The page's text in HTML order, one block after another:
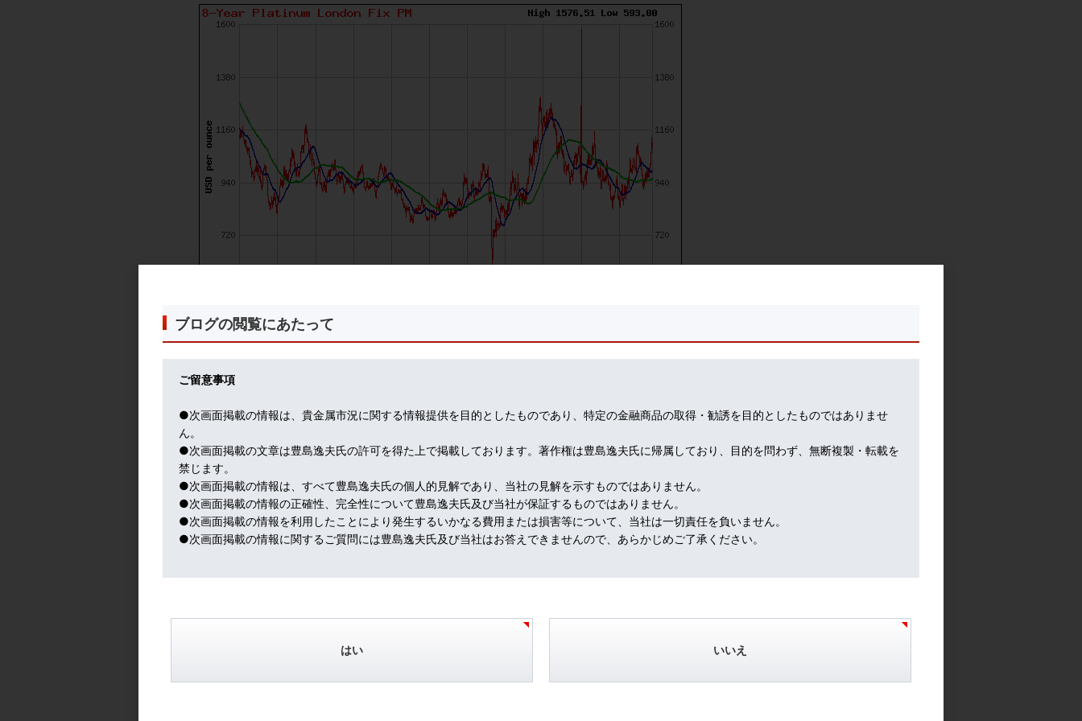
過熱化している。
ではない。
それを投機筋が囃している。
中国の経済再開による需要は期待できるが、そもそも、中国が経済再開できるのか。
新首相は、現場の経験もなく、共産党（というか習近平）の報償人事による新任だ。
前首相が「天は見ている」と捨て台詞を残して去った光景が忘れられない。
それでも、プラチナ市場は、中国経済再開に賭けている。危うい。
実は、筆者は、プラチナ大好き人間なので、プラチナには辛くあたる傾向がある。
プラチナの高値圏は脆弱だ。
その利権争いが、火に油を注いでいる。
ブログの閲覧にあたって
ご留意事項
●次画面掲載の情報は、貴金属市況に関する情報提供を目的としたものであり、特定の金融商品の取得・勧誘を目的としたものではありませ
ん。
●次画面掲載の文章は豊島逸夫氏の許可を得た上で掲載しております。著作権は豊島逸夫氏に帰属しており、目的を問わず、無断複製・転載を
禁じます。
●次画面掲載の情報は、すべて豊島逸夫氏の個人的見解であり、当社の見解を示すものではありません。
●次画面掲載の情報の正確性、完全性について豊島逸夫氏及び当社が保証するものではありません。
●次画面掲載の情報を利用したことにより発生するいかなる費用または損害等について、当社は一切責任を負いません。
●次画面掲載の情報に関するご質問には豊島逸夫氏及び当社はお答えできませんので、あらかじめご了承ください。
はい いいえ